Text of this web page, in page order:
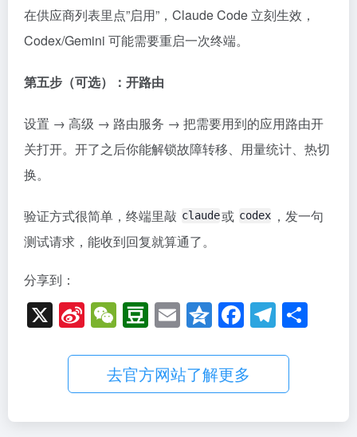
在供应商列表里点”启用”，Claude Code 立刻生效，
Codex/Gemini 可能需要重启一次终端。
第五步（可选）：开路由
设置 → 高级 → 路由服务 → 把需要用到的应用路由开
关打开。开了之后你能解锁故障转移、用量统计、热切
换。
验证方式很简单，终端里敲 claude或 codex ，发一句
测试请求，能收到回复就算通了。
分享到：
X Si
a
W
ei
W
C
h
at
D
u
b
a
E
ail
Q
o
n
e
F
c
e
b
T
e
gr
a
去官方网站了解更多